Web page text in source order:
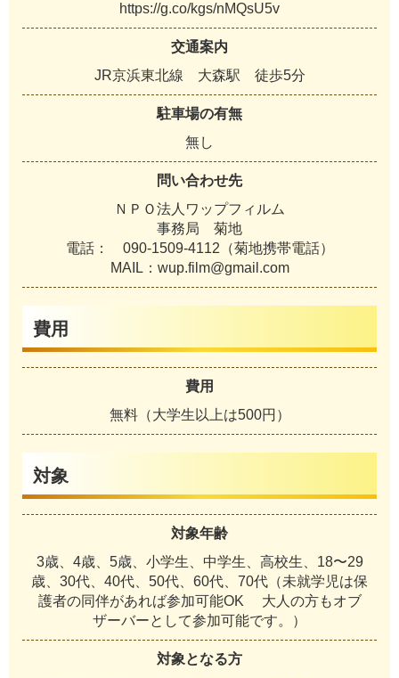
https://g.co/kgs/nMQsU5v
交通案内
JR京浜東北線 大森駅 徒歩5分
駐車場の有無
無し
問い合わせ先
ＮＰＯ法人ワップフィルム
事務局 菊地
電話： 090-1509‐4112（菊地携帯電話）
MAIL：wup.film@gmail.com
費用
費用
無料（大学生以上は500円）
対象
対象年齢
3歳、4歳、5歳、小学生、中学生、高校生、18〜29
歳、30代、40代、50代、60代、70代（未就学児は保
護者の同伴があれば参加可能OK 大人の方もオブ
ザーバーとして参加可能です。）
対象となる方